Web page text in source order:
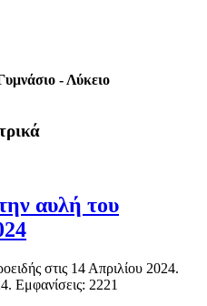
- Λύκειο
αυλή του
στις 14 Απριλίου 2024.
. Εμφανίσεις: 2221